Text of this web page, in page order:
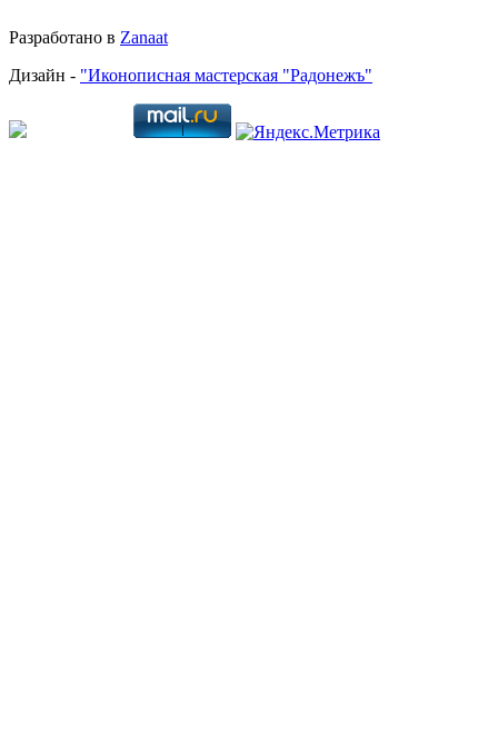
Разработано в Zanaat
Дизайн - "Иконописная мастерская "Радонежъ"